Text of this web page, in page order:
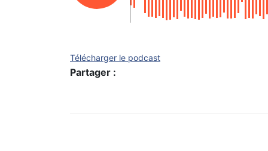
Télécharger le podcast
Partager :